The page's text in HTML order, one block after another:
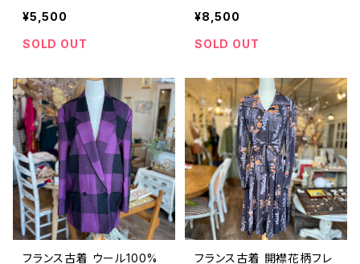
¥5,500
SOLD OUT
¥8,500
SOLD OUT
フランス古着 ウール100% フランス古着 開襟花柄フレ